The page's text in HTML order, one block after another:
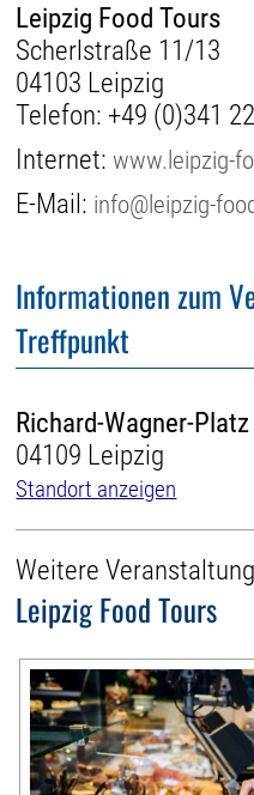
Leipzig Food Tours
Scherlstraße 11/13
04103 Leipzig
Telefon: +49 (0)341
Internet:www.leipzig-
E-Mail: info@leipzig-
Informationen zum
Treffpunkt
Richard-Wagner-Platz
04109 Leipzig
Standort anzeigen
Weitere
Leipzig Food Tours